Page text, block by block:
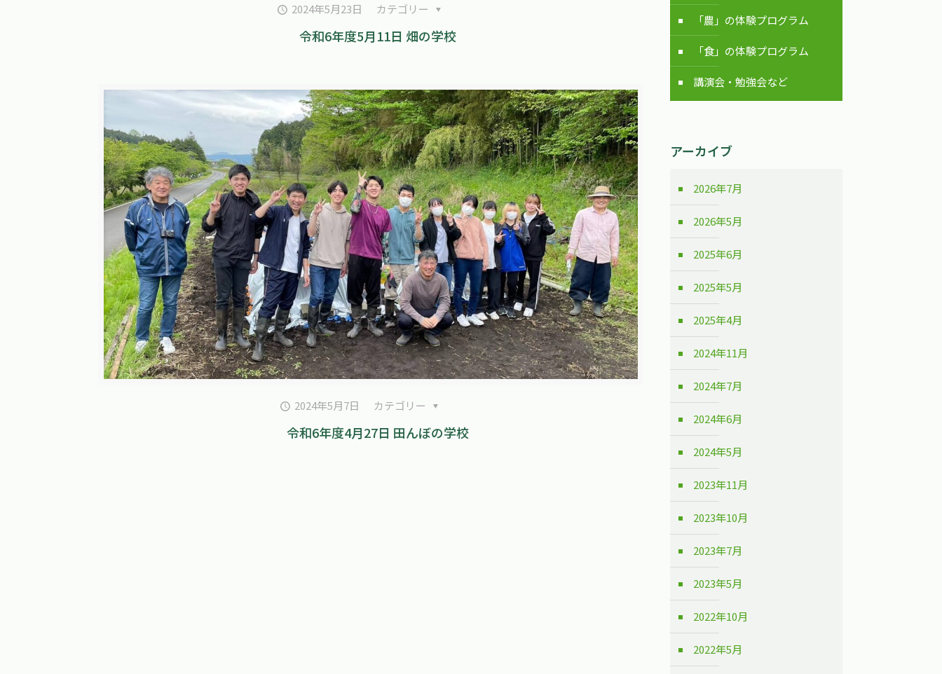
2024年5月23日 カテゴリー
令和6年度5月11日 畑の学校
2024年5月7日 カテゴリー
令和6年度4月27日 田んぼの学校
「農」の体験プログラム
「食」の体験プログラム
講演会・勉強会など
アーカイブ
2026年7月
2026年5月
2025年6月
2025年5月
2025年4月
2024年11月
2024年7月
2024年6月
2024年5月
2023年11月
2023年10月
2023年7月
2023年5月
2022年10月
2022年5月